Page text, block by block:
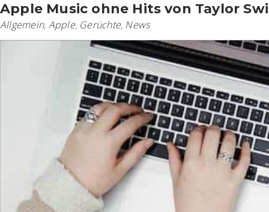
Apple Music ohne Hits von Taylor
Allgemein, Apple, Gerüchte, News